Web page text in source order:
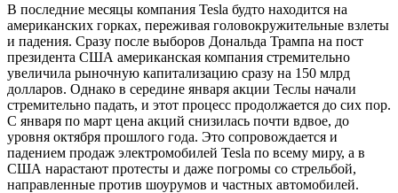
В последние месяцы компания Tesla будто находится на
американских горках, переживая головокружительные взлеты
и падения. Сразу после выборов Дональда Трампа на пост
президента США американская компания стремительно
увеличила рыночную капитализацию сразу на 150 млрд
долларов. Однако в середине января акции Теслы начали
стремительно падать, и этот процесс продолжается до сих пор.
С января по март цена акций снизилась почти вдвое, до
уровня октября прошлого года. Это сопровождается и
падением продаж электромобилей Tesla по всему миру, а в
США нарастают протесты и даже погромы со стрельбой,
направленные против шоурумов и частных автомобилей.